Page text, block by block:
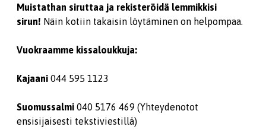
Muistathan siruttaa ja rekisteröidä lemmikkisi
sirun! Näin kotiin takaisin löytäminen on helpompaa.
Vuokraamme kissaloukkuja:
Kajaani 044 595 1123
Suomussalmi 040 5176 469 (Yhteydenotot
ensisijaisesti tekstiviestillä)